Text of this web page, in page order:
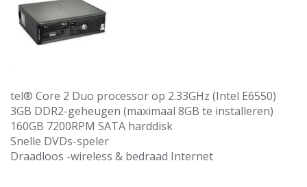
tel® Core 2 Duo processor op 2.33GHz (Intel E6550)
3GB DDR2-geheugen (maximaal 8GB te installeren)
160GB 7200RPM SATA harddisk
Snelle DVDs-speler
Draadloos -wireless & bedraad Internet